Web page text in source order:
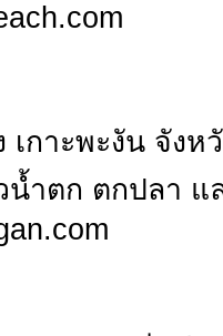
เกาะพะงัน จัง
น้ำตก ตกปลา